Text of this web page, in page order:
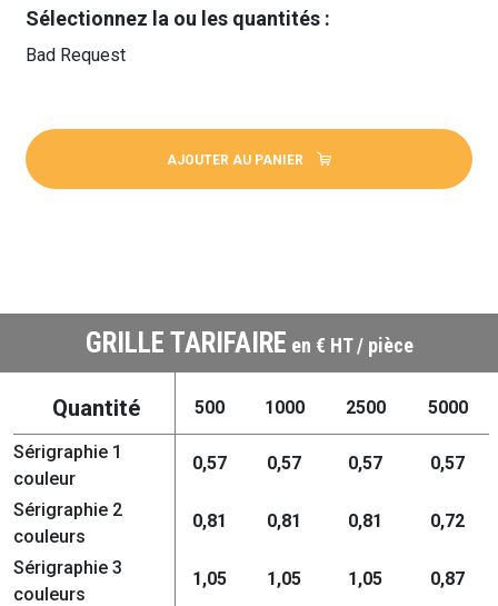
Sélectionnez la ou les quantités :
Bad Request
AJOUTER AU PANIER
GRILLE TARIFAIRE en € HT / pièce
Quantité 500 1000 2500 5000
Sérigraphie 1
couleur
0,57 0,57 0,57 0,57
Sérigraphie 2
couleurs
0,81 0,81 0,81 0,72
Sérigraphie 3
couleurs
1,05 1,05 1,05 0,87